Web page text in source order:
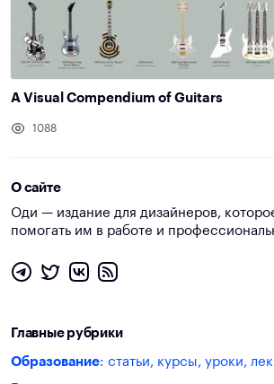
A Visual Compendium of Guitars
1088
О сайте
Оди — издание для дизайнеров,
помогать им в работе и
Главные рубрики
Образование: статьи, курсы, уроки,